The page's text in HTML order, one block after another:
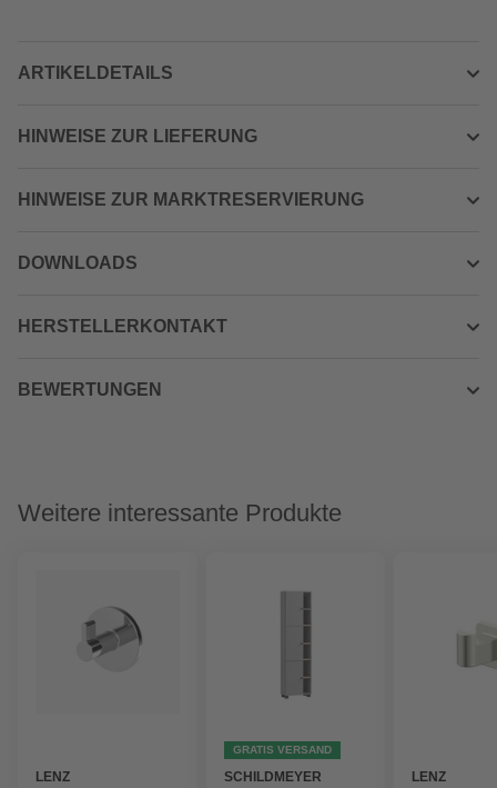
ARTIKELDETAILS
HINWEISE ZUR LIEFERUNG
HINWEISE ZUR MARKTRESERVIERUNG
DOWNLOADS
HERSTELLERKONTAKT
BEWERTUNGEN
Weitere interessante Produkte
LENZ
GRATIS VERSAND
SCHILDMEYER
LENZ